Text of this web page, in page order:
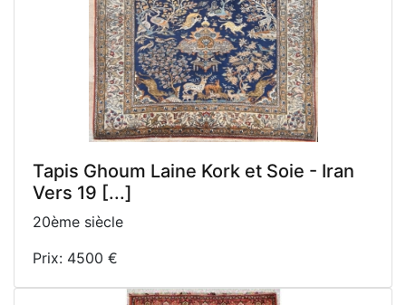
Tapis Ghoum Laine Kork et Soie - Iran
Vers 19 [...]
20ème siècle
Prix: 4500 €